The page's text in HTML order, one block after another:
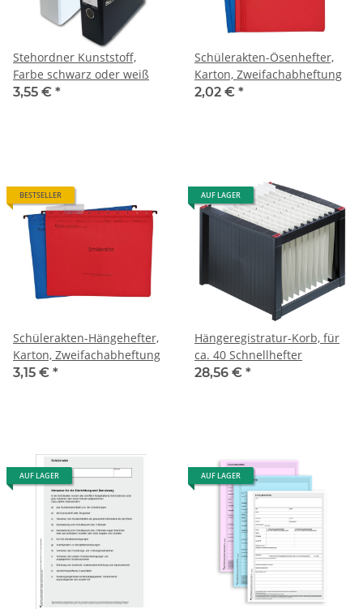
Stehordner Kunststoff,
Farbe schwarz oder weiß
3,55 € *
Schülerakten-Ösenhefter,
Karton, Zweifachabheftung
2,02 € *
BESTSELLER
Schülerakten-Hängehefter,
Karton, Zweifachabheftung
3,15 € *
AUF LAGER
Hängeregistratur-Korb, für
ca. 40 Schnellhefter
28,56 € *
AUF LAGER AUF LAGER